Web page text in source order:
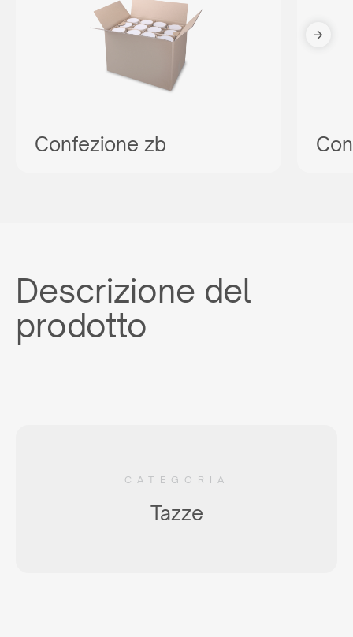
Confezione zb
Descrizione del
prodotto
CATEGORIA
Tazze